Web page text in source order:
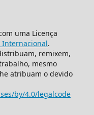
uma Licença
Internacional.
remixem,
mesmo
atribuam o devido
by/4.0/legalcode